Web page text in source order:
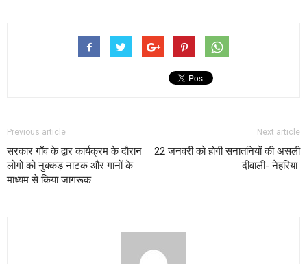
Previous article
सरकार गाँव के द्वार कार्यक्रम के दौरान
लोगों को नुक्कड़ नाटक और गानों के
माध्यम से किया जागरूक
Next article
22 जनवरी को होगी सनातनियों की असली
दीवाली- नेहरिया